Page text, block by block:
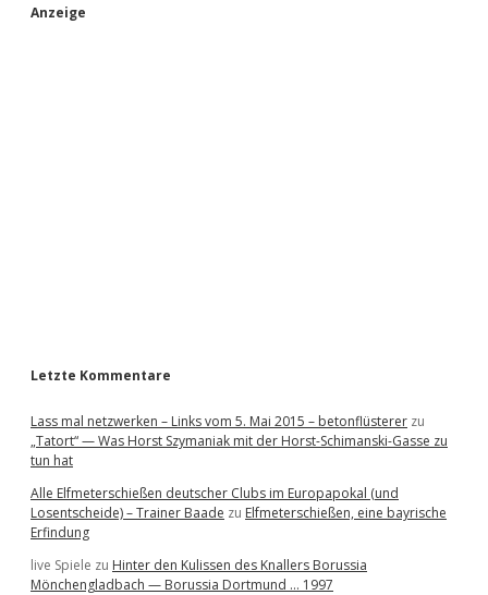
S
Anzeige
Letzte Kommentare
Lass mal netzwerken – Links vom 5. Mai 2015 – betonflüsterer zu
„Tatort“ — Was Horst Szymaniak mit der Horst-Schimanski-Gasse zu
tun hat
Alle Elfmeterschießen deutscher Clubs im Europapokal (und
Losentscheide) – Trainer Baade zu Elfmeterschießen, eine bayrische
Erfindung
live Spiele zu Hinter den Kulissen des Knallers Borussia
Mönchengladbach — Borussia Dortmund … 1997